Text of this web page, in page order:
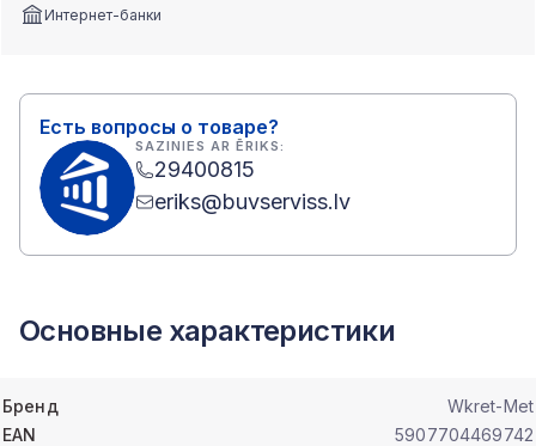
Интернет-банки
Есть вопросы о товаре?
SAZINIES AR ĒRIKS:
29400815
eriks@buvserviss.lv
Основные характеристики
Бренд
Wkret-Met
EAN
5907704469742